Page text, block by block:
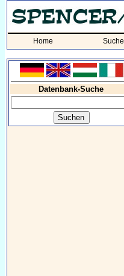
Home Suche
Datenbank-Suche